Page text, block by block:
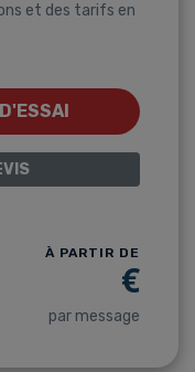
et des tarifs en
À PARTIR DE
€
par message